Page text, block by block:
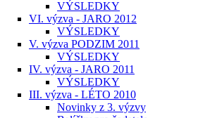
VÝSLEDKY
VI. výzva - JARO 2012
VÝSLEDKY
V. výzva PODZIM 2011
VÝSLEDKY
IV. výzva - JARO 2011
VÝSLEDKY
III. výzva - LÉTO 2010
Novinky z 3. výzvy